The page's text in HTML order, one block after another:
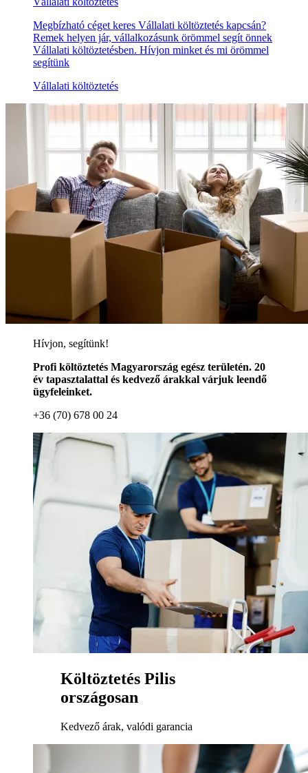
Megbízható céget keres Vállalati költöztetés kapcsán?
Remek helyen jár, vállalkozásunk örömmel segít önnek
Vállalati költöztetésben. Hívjon minket és mi örömmel
segítünk
Vállalati költöztetés
Hívjon, segítünk!
Profi költöztetés Magyarország egész területén. 20
év tapasztalattal és kedvező árakkal várjuk leendő
ügyfeleinket.
+36 (70) 678 00 24
Költöztetés Pilis
országosan
Kedvező árak, valódi garancia